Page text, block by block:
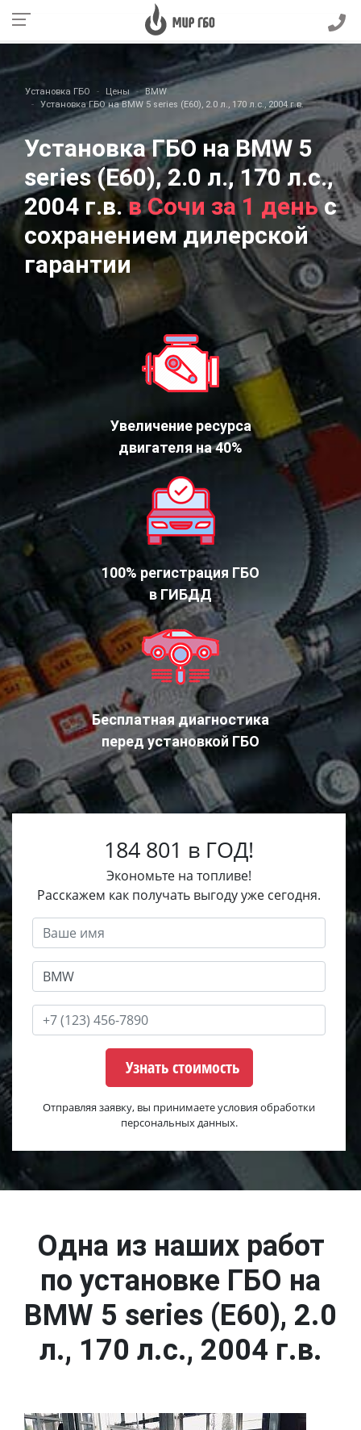
Установка ГБО Цены
BMW
Установка ГБО на BMW 5 series (E60), 2.0 л., 170 л.с., 2004 г.в.
Установка ГБО на BMW 5
series (E60), 2.0 л., 170 л.с.,
2004 г.в.в Сочи за 1 деньс
сохранением дилерской
гарантии
Увеличение ресурса
двигателя на 40%
100% регистрация ГБО
в ГИБДД
Бесплатная диагностика
перед установкой ГБО
184 801 в ГОД!
Экономьте на топливе!
Расскажем как получать выгоду уже сегодня.
Узнать стоимость
Отправляя заявку, вы принимаете условия обработки
персональных данных.
Одна из наших работ
по установке ГБО на
BMW 5 series (E60), 2.0
л., 170 л.с., 2004 г.в.